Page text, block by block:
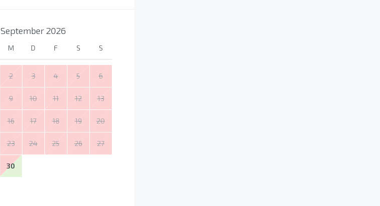
September 2026
M D F S S
2 3 4 5 6
9 10 11 12 13
16 17 18 19 20
23 24 25 26 27
30